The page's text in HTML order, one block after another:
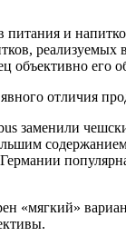
питания и
реализуемых
объективно его
отличия
заменили
«мягкий»